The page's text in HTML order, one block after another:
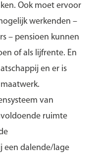
Ook moet ervoor
werkenden –
– pensioen kunnen
of als lijfrente. En
en er is
van
ruimte
een dalende/lage